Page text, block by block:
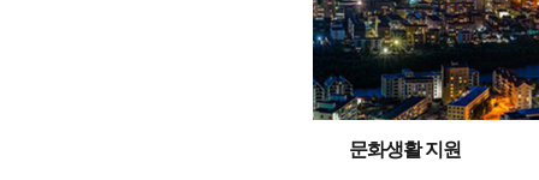
문화생활 지원